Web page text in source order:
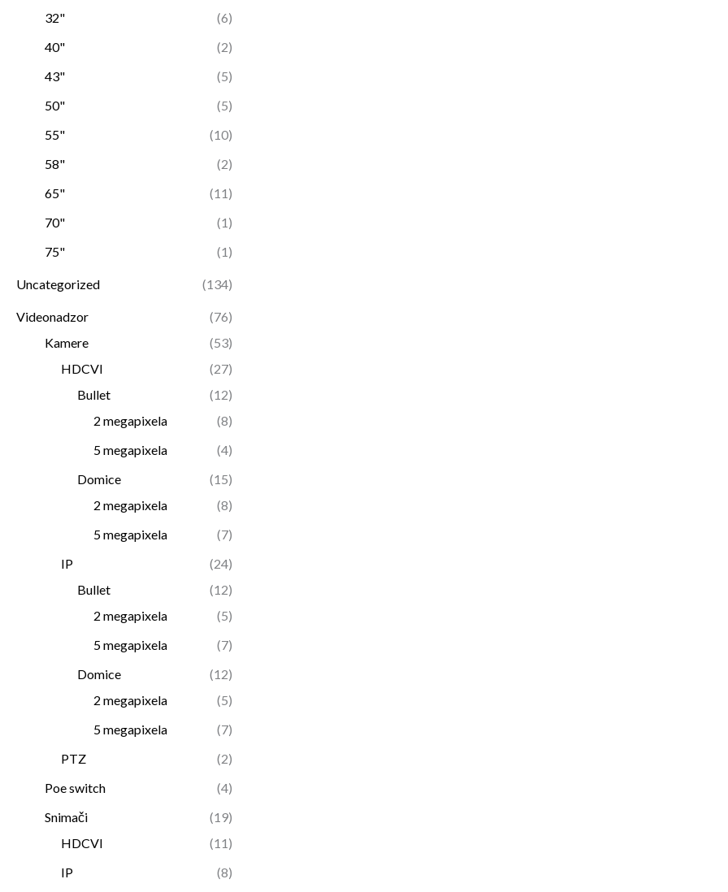
32"
(6)
40"
(2)
43"
(5)
50"
(5)
55"
(10)
58"
(2)
65"
(11)
70"
(1)
75"
(1)
Uncategorized (134)
Videonadzor
(76)
Kamere
(53)
HDCVI
(27)
Bullet
(12)
2 megapixela
(8)
5 megapixela
(4)
Domice
(15)
2 megapixela
(8)
5 megapixela
(7)
IP
(24)
Bullet
(12)
2 megapixela
(5)
5 megapixela
(7)
Domice
(12)
2 megapixela
(5)
5 megapixela
(7)
PTZ
(2)
Poe switch
(4)
Snimači
(19)
HDCVI
(11)
IP
(8)